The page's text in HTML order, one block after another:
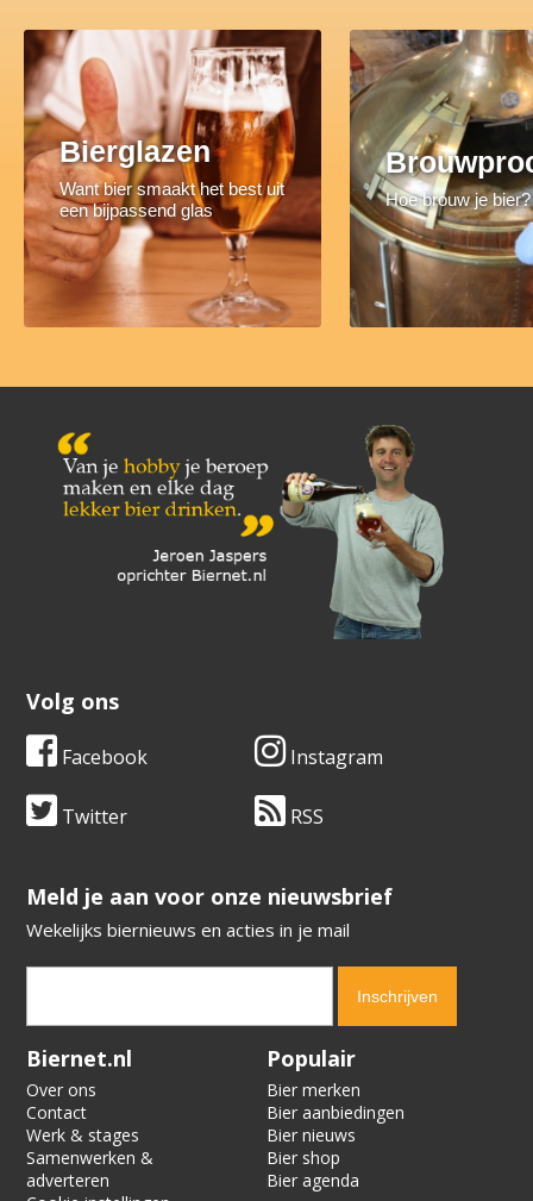
Bierglazen
Want bier smaakt het best uit
een bijpassend glas
Hoe brouw je bier?
Volg ons
Facebook Instagram
Twitter RSS
​​​​​​​Meld je aan voor onze nieuwsbrief
Wekelijks biernieuws en acties in je mail
Verification code:
Biernet.nl
Over ons
Contact
Werk & stages
Samenwerken &
adverteren
Populair
Bier merken
Bier aanbiedingen
Bier nieuws
Bier shop
Bier agenda